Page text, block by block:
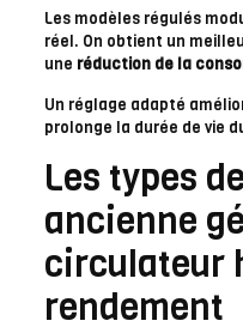
Les modèles régulés
réel. On obtient un
une réduction de la
Un réglage adapté
prolonge la durée de vie
Les types
ancienne
circulateur
rendement